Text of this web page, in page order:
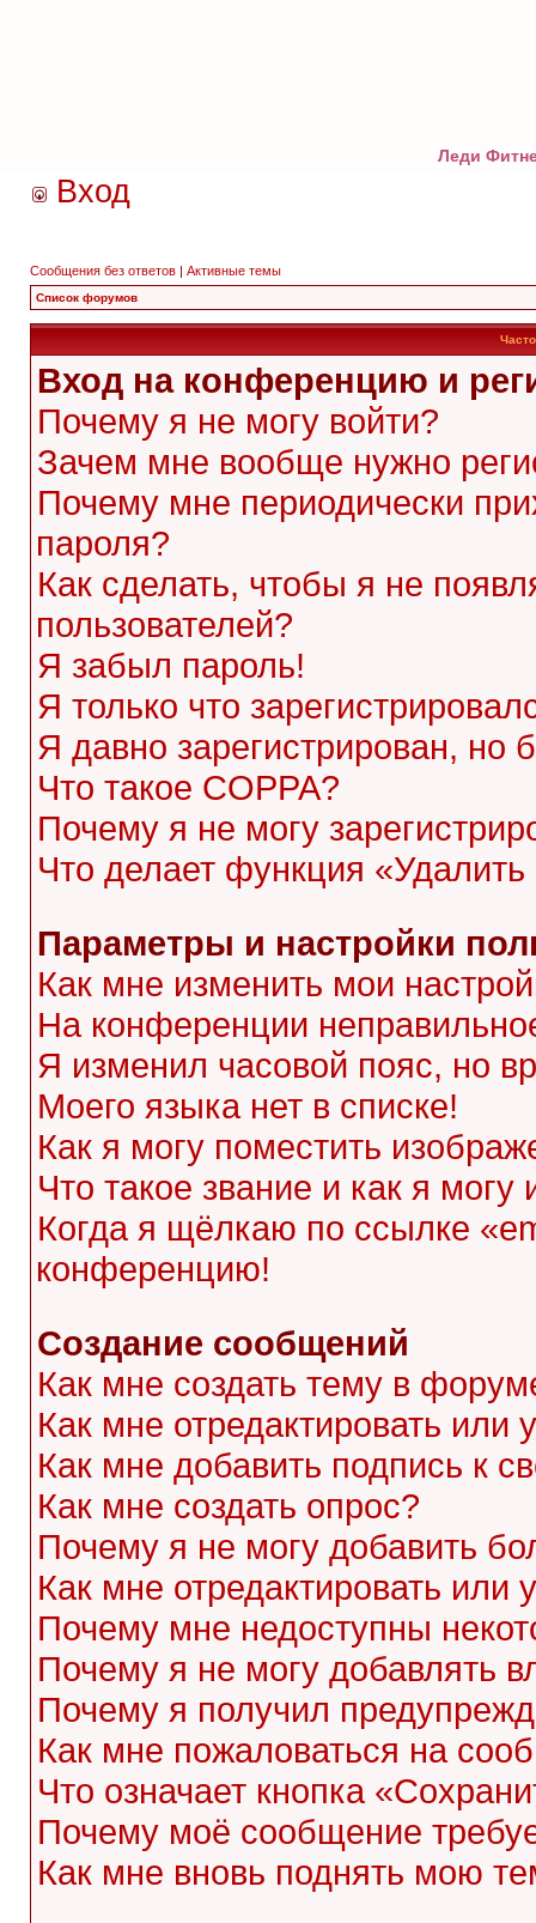
Леди
Вход
Сообщения без ответов | Активные темы
Список форумов
Вход на конференцию и
Почему я не могу войти?
Зачем мне вообще нужно
Почему мне периодически
пароля?
Как сделать, чтобы я не
пользователей?
Я забыл пароль!
Я только что
Я давно зарегистрирован, но
Что такое COPPA?
Почему я не могу
Что делает функция
Параметры и настройки
Как мне изменить мои
На конференции
Я изменил часовой пояс, но
Моего языка нет в списке!
Как я могу поместить
Что такое звание и как я могу
Когда я щёлкаю по ссылке
конференцию!
Создание сообщений
Как мне создать тему в
Как мне отредактировать или
Как мне добавить подпись к
Как мне создать опрос?
Почему я не могу добавить
Как мне отредактировать или
Почему мне недоступны
Почему я не могу добавлять
Почему я получил
Как мне пожаловаться на
Что означает кнопка
Почему моё сообщение
Как мне вновь поднять мою